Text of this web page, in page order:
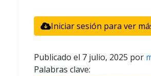
Iniciar sesión para ver
Publicado el 7 julio, 2025 por
Palabras clave: